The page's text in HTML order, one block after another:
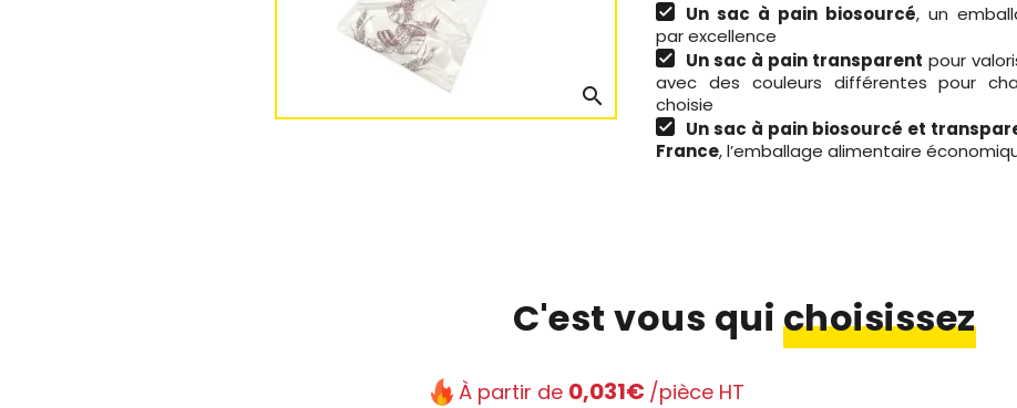
search
Un sac à pain biosourcé, un
par excellence
Un sac à pain transparent pour
avec des couleurs différentes pour
choisie
Un sac à pain biosourcé et
France, l’emballage alimentaire
C'est vous qui choisissez
À partir de 0,031€ /pièce HT